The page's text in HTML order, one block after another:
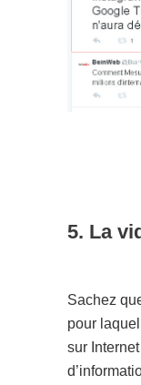
5. La
Sachez
pour
sur